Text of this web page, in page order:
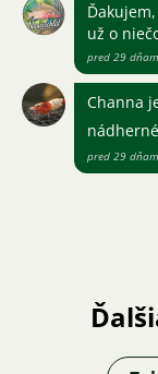
už o
pred 29
Channa
pred 29